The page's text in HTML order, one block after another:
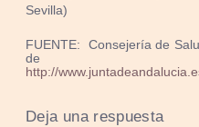
Sevilla)
FUENTE: Consejería de
de
http://
Deja una respuesta